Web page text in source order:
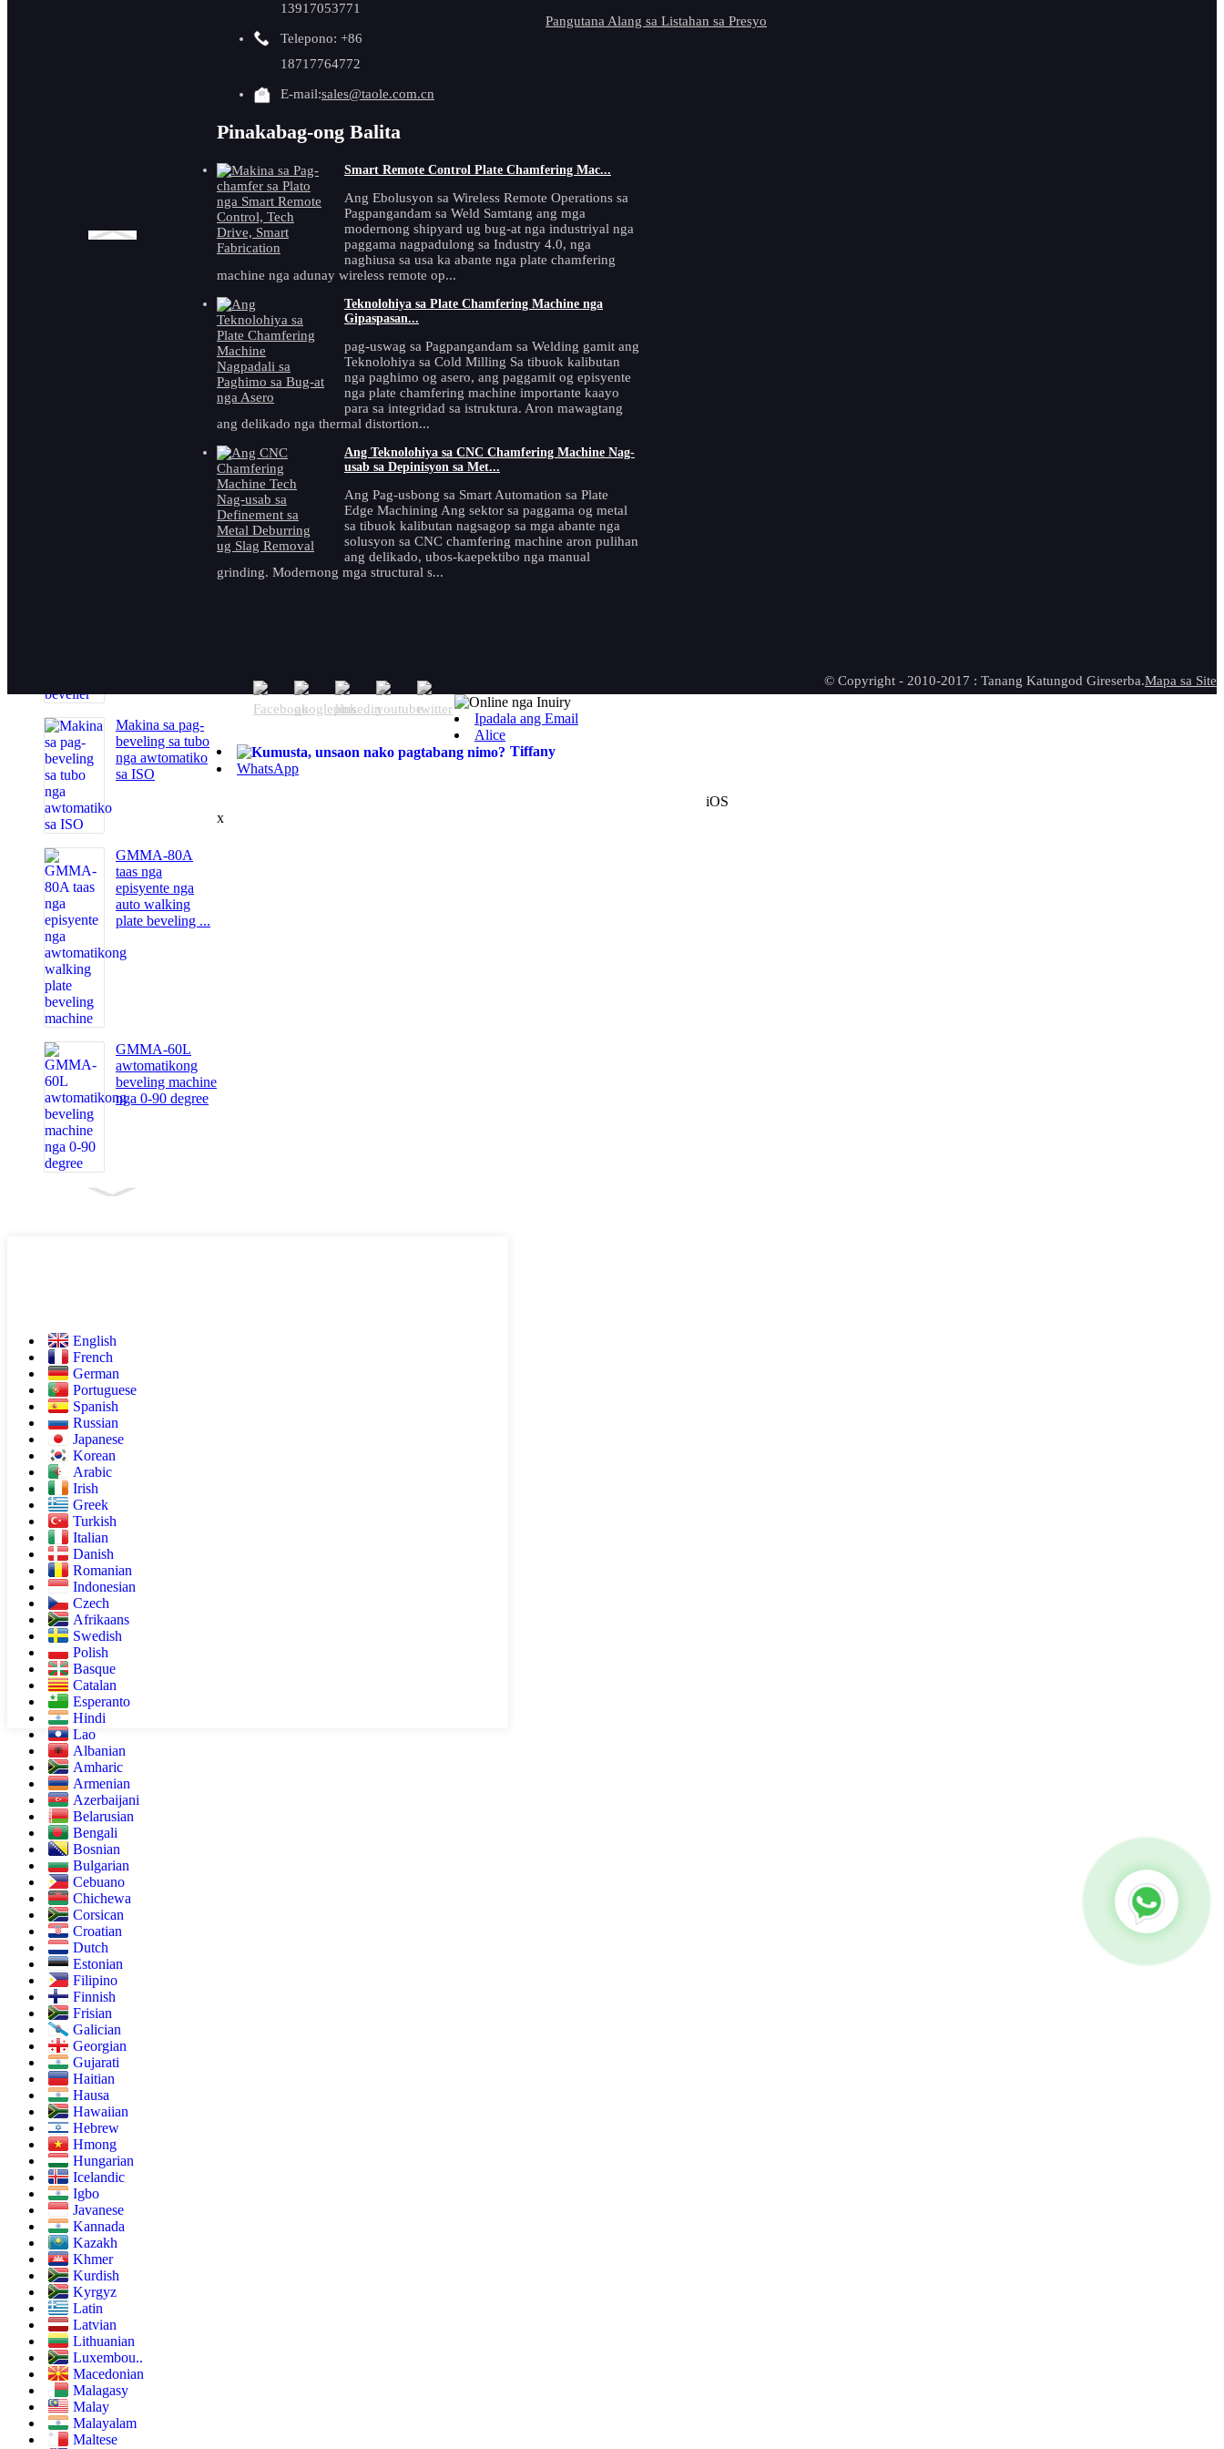
Makina sa pag-
beveling sa tubo
nga awtomatiko
sa ISO
GMMA-80A
taas nga
episyente nga
auto walking
plate beveling ...
GMMA-60L
awtomatikong
beveling machine
nga 0-90 degree
13917053771
Telepono: +86
18717764772
E-mail:sales@taole.com.cn
Pangutana Alang sa Listahan sa Presyo
Pinakabag-ong Balita
Smart Remote Control Plate Chamfering Mac...
Ang Ebolusyon sa Wireless Remote Operations sa
Pagpangandam sa Weld Samtang ang mga
modernong shipyard ug bug-at nga industriyal nga
paggama nagpadulong sa Industry 4.0, nga
naghiusa sa usa ka abante nga plate chamfering
machine nga adunay wireless remote op...
Teknolohiya sa Plate Chamfering Machine nga
Gipaspasan...
pag-uswag sa Pagpangandam sa Welding gamit ang
Teknolohiya sa Cold Milling Sa tibuok kalibutan
nga paghimo og asero, ang paggamit og episyente
nga plate chamfering machine importante kaayo
para sa integridad sa istruktura. Aron mawagtang
ang delikado nga thermal distortion...
Ang Teknolohiya sa CNC Chamfering Machine Nag-
usab sa Depinisyon sa Met...
Ang Pag-usbong sa Smart Automation sa Plate
Edge Machining Ang sektor sa paggama og metal
sa tibuok kalibutan nagsagop sa mga abante nga
solusyon sa CNC chamfering machine aron pulihan
ang delikado, ubos-kaepektibo nga manual
grinding. Modernong mga structural s...
© Copyright - 2010-2017 : Tanang Katungod Gireserba.Mapa sa Site
Ipadala ang Email
Alice
Tiffany
WhatsApp
iOS
x
English
French
German
Portuguese
Spanish
Russian
Japanese
Korean
Arabic
Irish
Greek
Turkish
Italian
Danish
Romanian
Indonesian
Czech
Afrikaans
Swedish
Polish
Basque
Catalan
Esperanto
Hindi
Lao
Albanian
Amharic
Armenian
Azerbaijani
Belarusian
Bengali
Bosnian
Bulgarian
Cebuano
Chichewa
Corsican
Croatian
Dutch
Estonian
Filipino
Finnish
Frisian
Galician
Georgian
Gujarati
Haitian
Hausa
Hawaiian
Hebrew
Hmong
Hungarian
Icelandic
Igbo
Javanese
Kannada
Kazakh
Khmer
Kurdish
Kyrgyz
Latin
Latvian
Lithuanian
Luxembou..
Macedonian
Malagasy
Malay
Malayalam
Maltese